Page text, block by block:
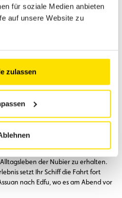
für soziale Medien anbieten
auf unsere Website zu
zulassen
freien Verfügung. Alternativ können
und gigantischen Statuen zählen
Baukunst.
kann vor Ort für 120 €
und einen faszinierenden
der Nubier zu erhalten.
setzt Ihr Schiff die Fahrt fort
nach Edfu, wo es am Abend vor